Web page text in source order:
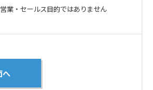
営業・セールス目的ではありません